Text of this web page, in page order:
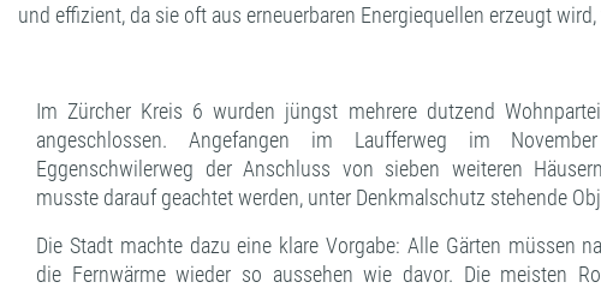
und effizient, da sie oft aus erneuerbaren Energiequellen erzeugt
Im Zürcher Kreis 6 wurden jüngst mehrere dutzend
angeschlossen. Angefangen im Laufferweg im
Eggenschwilerweg der Anschluss von sieben weiteren
musste darauf geachtet werden, unter Denkmalschutz stehende
Die Stadt machte dazu eine klare Vorgabe: Alle Gärten müssen
die Fernwärme wieder so aussehen wie davor. Die meisten